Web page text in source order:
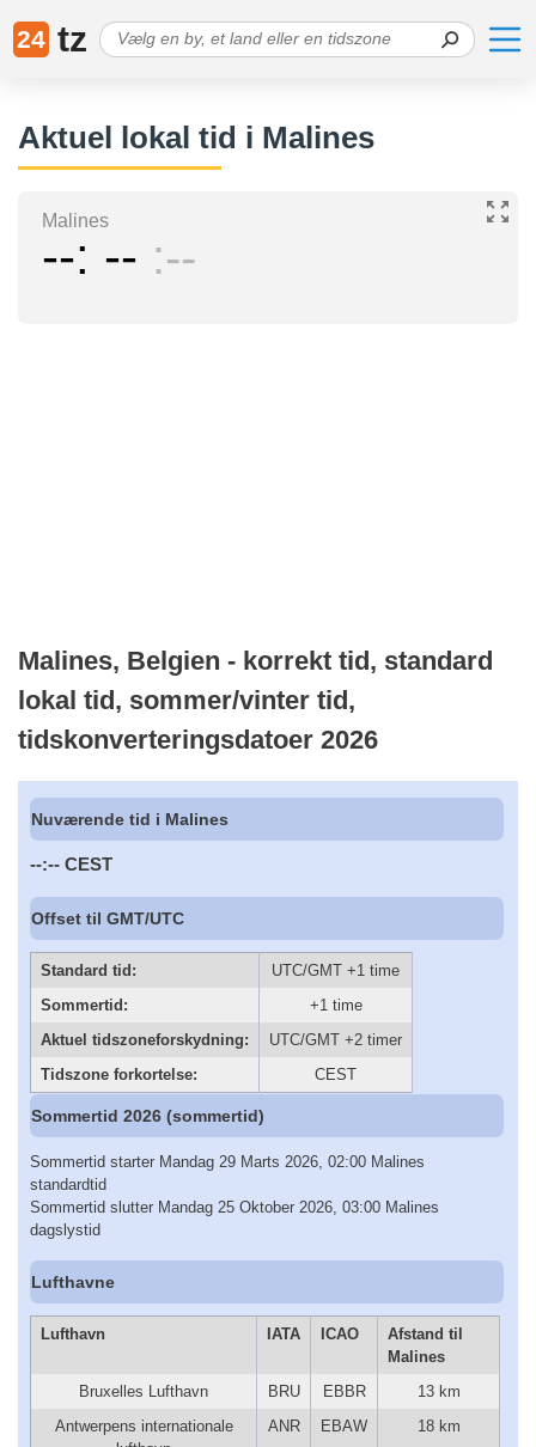
24 tz
Aktuel lokal tid i Malines
Malines
-- -- --
Malines, Belgien - korrekt tid, standard
lokal tid, sommer/vinter tid,
tidskonverteringsdatoer 2026
Nuværende tid i Malines
--:-- CEST
Offset til GMT/UTC
Standard tid:
UTC/GMT +1 time
Sommertid:
+1 time
Aktuel tidszoneforskydning:
UTC/GMT +2 timer
Tidszone forkortelse:
CEST
Sommertid 2026 (sommertid)
Sommertid starter Mandag 29 Marts 2026, 02:00 Malines
standardtid
Sommertid slutter Mandag 25 Oktober 2026, 03:00 Malines
dagslystid
Lufthavne
Lufthavn IATA ICAO
Afstand til
Malines
Bruxelles Lufthavn
BRU EBBR
13 km
Antwerpens internationale
ANR EBAW 18 km